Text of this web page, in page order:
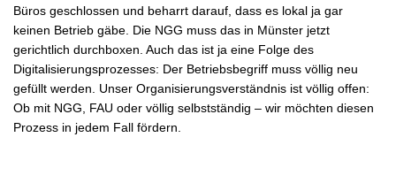
Büros geschlossen und beharrt darauf, dass es lokal ja gar
keinen Betrieb gäbe. Die NGG muss das in Münster jetzt
gerichtlich durchboxen. Auch das ist ja eine Folge des
Digitalisierungsprozesses: Der Betriebsbegriff muss völlig neu
gefüllt werden. Unser Organisierungsverständnis ist völlig offen:
Ob mit NGG, FAU oder völlig selbstständig – wir möchten diesen
Prozess in jedem Fall fördern.